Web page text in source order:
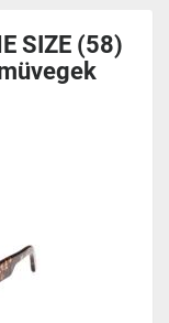
SIZE (58)